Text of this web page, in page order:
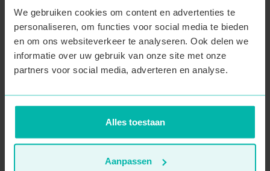
We gebruiken cookies om content en advertenties te
personaliseren, om functies voor social media te bieden
en om ons websiteverkeer te analyseren. Ook delen we
informatie over uw gebruik van onze site met onze
partners voor social media, adverteren en analyse.
Alles toestaan
Aanpassen
Huisnummer* Busnummer
Woonplaats*